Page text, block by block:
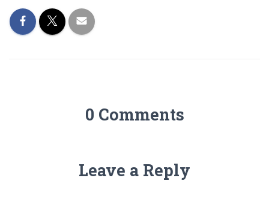
0 Comments
Leave a Reply